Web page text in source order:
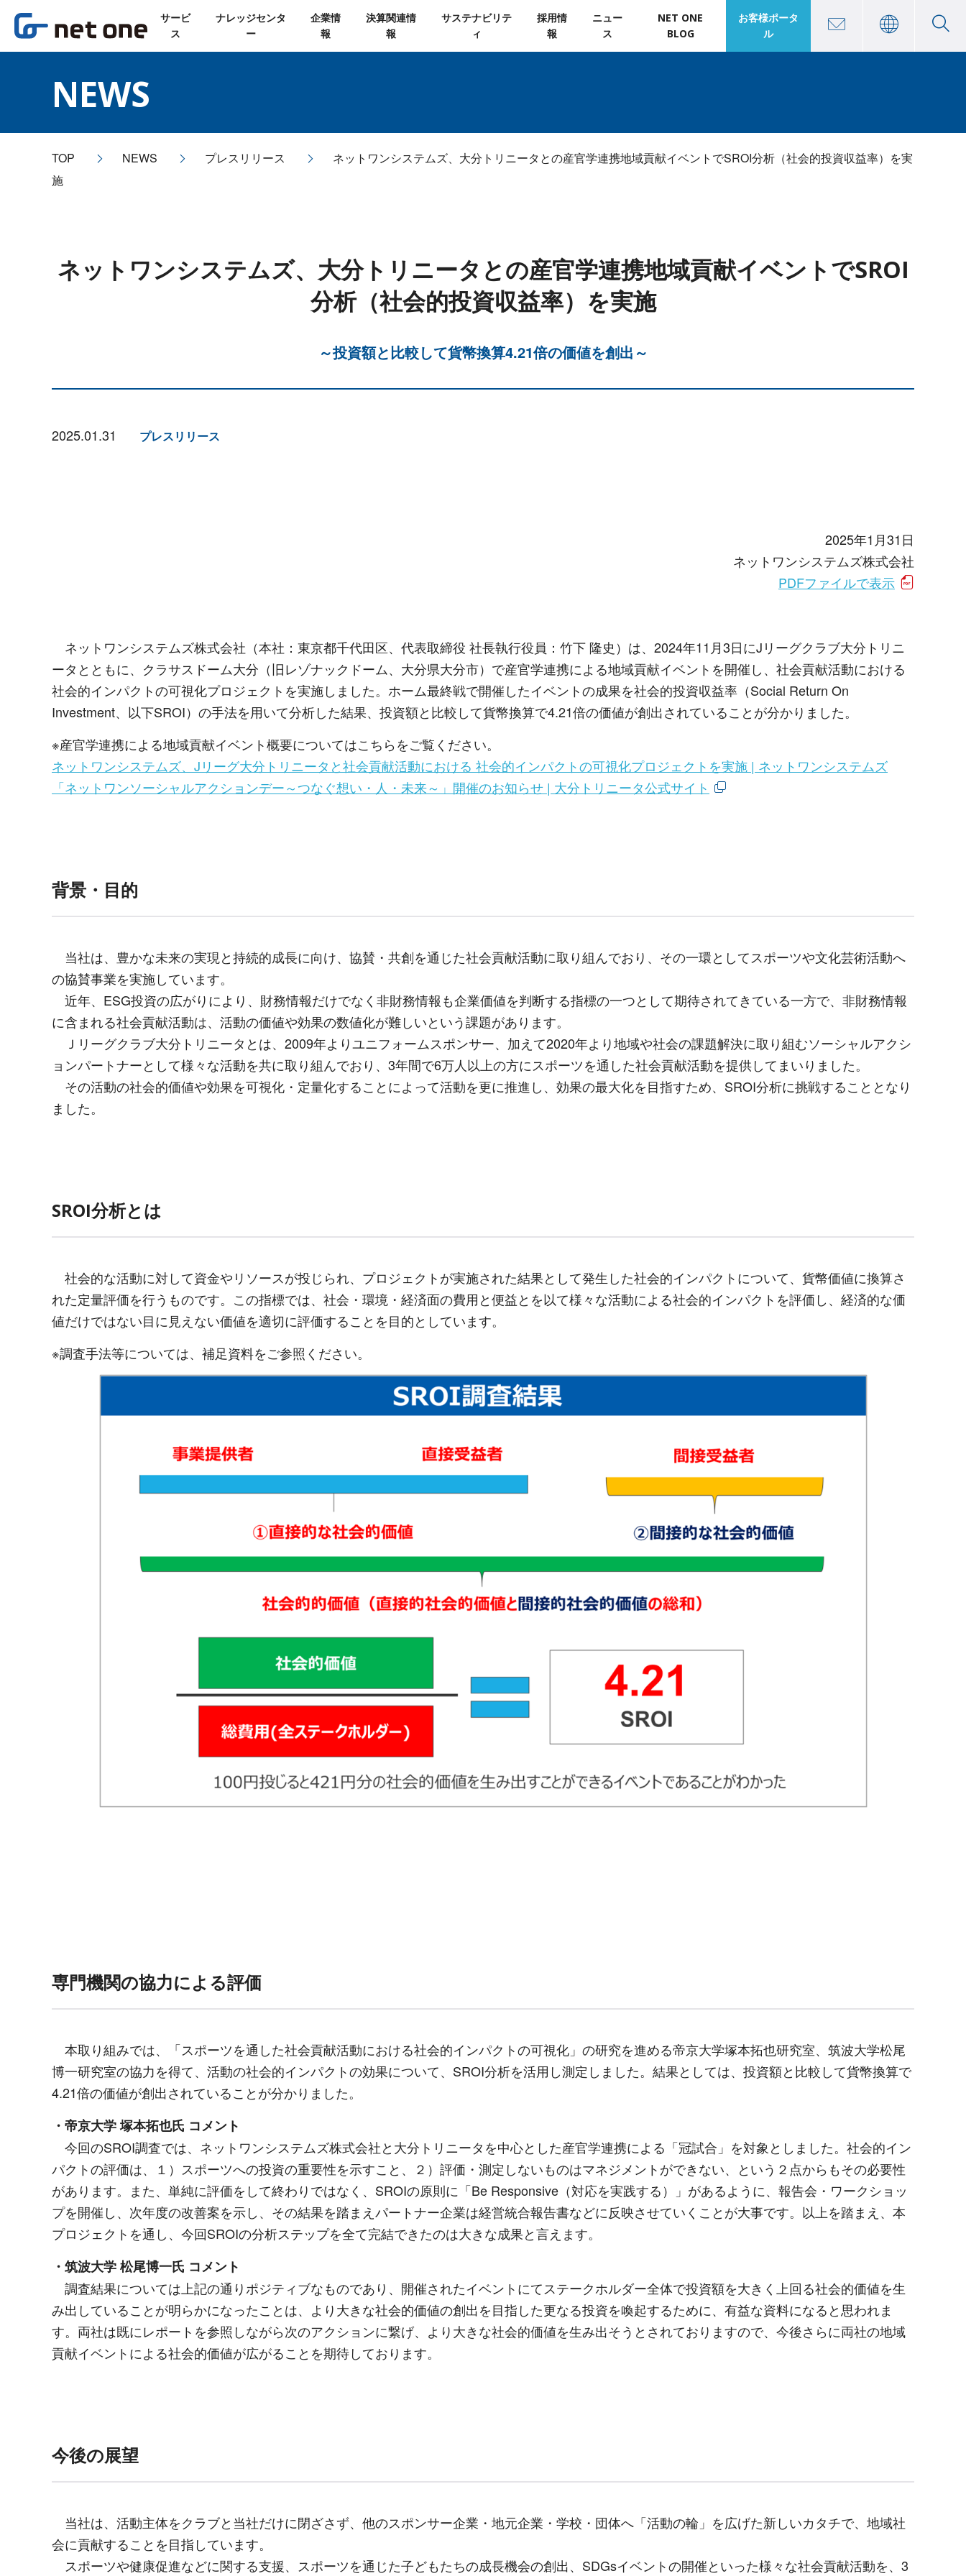
サービ
ス
ナレッジセンタ
ー
企業情
報
決算関連情
報
サステナビリテ
ィ
採用情
報
ニュー
ス
NET ONE
BLOG
お客様ポータ
ル
NEWS
TOP NEWS プレスリリース
ネットワンシステムズ、大分トリニータとの産官学連携地域貢献イベントでSROI分析（社会的投資収益率）を実
施
ネットワンシステムズ、大分トリニータとの産官学連携地域貢献イベントでSROI
分析（社会的投資収益率）を実施
～投資額と比較して貨幣換算4.21倍の価値を創出～
2025.01.31 プレスリリース
2025年1月31日
ネットワンシステムズ株式会社
PDFファイルで表示
ネットワンシステムズ株式会社（本社：東京都千代田区、代表取締役 社長執行役員：竹下 隆史）は、 2024年11 月3日にJリーグクラブ大分トリニ
ータとともに、クラサスドーム大分（旧レゾナックドーム、大分県大分市）で産官学連携による地域貢献イベントを開催し、社会貢献活動における
社会的インパクトの可視化プロジェクトを実施しました。ホーム最終戦で開催したイベントの成果を社会的投資収益率（Social Return On
Investment、以下SROI）の手法を用いて分析した結果、投資額と比較して貨幣換算で4.21倍の価値が創出されていることが分かりました。
※産官学連携による地域貢献イベント概要についてはこちらをご覧ください。
ネットワンシステムズ、Jリーグ大分トリニータと社会貢献活動における 社会的インパクトの可視化プロジェクトを実施 | ネットワンシステムズ
「ネットワンソーシャルアクションデー～つなぐ想い・人・未来～」開催のお知らせ | 大分トリニータ公式サイト
背景・目的
当社は、豊かな未来の実現と持続的成長に向け、協賛・共創を通じた社会貢献活動に取り組んでおり、その一環としてスポーツや文化芸術活動へ
の協賛事業を実施しています。
近年、 ESG投資の広がりにより、財務情報だけでなく非財務情報も企業価値を判断する指標の一つとして期待されてきている一方で、非財務情報
に含まれる社会貢献活動は、活動の価値や効果の数値化が難しいという課題があります。
Ｊリーグクラブ大分トリニータとは、 2009年よりユニフォームスポンサー、加えて2020年より地域や社会の課題解決に取り組むソーシャルアクシ
ョンパートナーとして様々な活動を共に取り組んでおり、 3年間で6万人以上の方にスポーツを通した社会貢献活動を提供してまいりました。
その活動の社会的価値や効果を可視化・定量化することによって活動を更に推進し、効果の最大化を目指すため、SROI分析に挑戦することとなり
ました。
SROI分析とは
社会的な活動に対して資金やリソースが投じられ、プロジェクトが実施された結果として発生した社会的インパクトについて、貨幣価値に換算さ
れた定量評価を行うものです。この指標では、社会・環境・経済面の費用と便益とを以て様々な活動による社会的インパクトを評価し、経済的な価
値だけではない目に見えない価値を適切に評価することを目的としています。
※調査手法等については、補足資料をご参照ください。
専門機関の協力による評価
本取り組みでは、「スポーツを通した社会貢献活動における社会的インパクトの可視化」の研究を進める帝京大学塚本拓也研究室、筑波大学松尾
博一研究室の協力を得て、活動の社会的インパクトの効果について、 SROI分析を活用し測定しました。結果としては、投資額と比較して貨幣換算で
4.21倍の価値が創出されていることが分かりました。
・ 帝京大学塚本拓也氏 コメント
今回のSROI調査では、ネットワンシステムズ株式会社と大分トリニータを中心とした産官学連携による「冠試合」を対象としました。社会的イン
パクトの評価は、１）スポーツへの投資の重要性を示すこと、２）評価・測定しないものはマネジメントができない、という２点からもその必要性
があります。また、単純に評価をして終わりではなく、 SROIの原則に「Be Responsive （対応を実践する）」があるように、報告会・ワークショッ
プを開催し、次年度の改善案を示し、その結果を踏まえパートナー企業は経営統合報告書などに反映させていくことが大事です。以上を踏まえ、本
プロジェクトを通し、今回SROIの分析ステップを全て完結できたのは大きな成果と言えます。
・ 筑波大学 松尾博一氏 コメント
調査結果については上記の通りポジティブなものであり、開催されたイベントにてステークホルダー全体で投資額を大きく上回る社会的価値を生
み出していることが明らかになったことは、より大きな社会的価値の創出を目指した更なる投資を喚起するために、有益な資料になると思われま
す。両社は既にレポートを参照しながら次のアクションに繋げ、より大きな社会的価値を生み出そうとされておりますので、今後さらに両社の地域
貢献イベントによる社会的価値が広がることを期待しております。
今後の展望
当社は、活動主体をクラブと当社だけに閉ざさず、他のスポンサー企業・地元企業・学校・団体へ「活動の輪」を広げた新しいカタチで、地域社
会に貢献することを目指しています。
スポーツや健康促進などに関する支援、スポーツを通じた子どもたちの成長機会の創出、 SDGsイベントの開催といった様々な社会貢献活動を、 3